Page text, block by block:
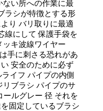
ない所への作業に最
ラシが特徴とする形
り バリ取りに最適
線にして 保護手袋を
キ波線ワイヤー
手に刺さる恐れがあ
安全のために必ず
イフ パイプの内側
ブラシ パイプのサ
ールグレー 径 それを
固定しているブラシ